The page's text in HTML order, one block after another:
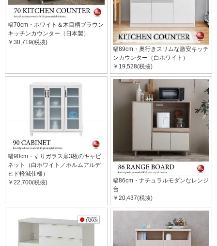
幅70cm・ホワイト＆木目柄ブラウン
キッチンカウンター（日本製）
￥30,719(税抜)
幅89cm・奥行きスリムな激安キッチ
ンカウンター（白ホワイト）
￥19,528(税抜)
幅90cm・すりガラス扉3枚のキャビ
ネット（白ホワイト／ホルムアルデ
ヒド軽減仕様）
￥22,700(税抜)
幅86cm・ナチュラルモダンなレンジ
台
￥20,437(税抜)